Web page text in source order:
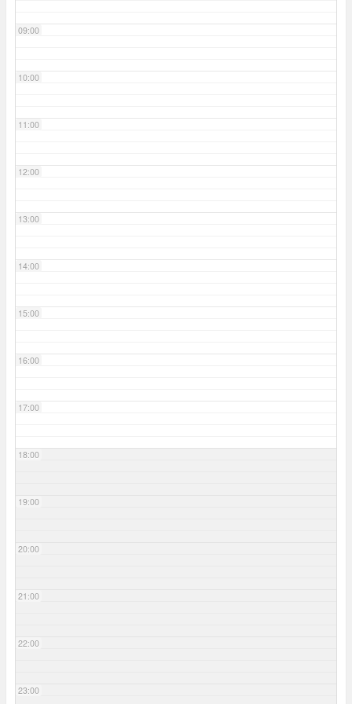
09:00
10:00
11:00
12:00
13:00
14:00
15:00
16:00
17:00
18:00
19:00
20:00
21:00
22:00
23:00